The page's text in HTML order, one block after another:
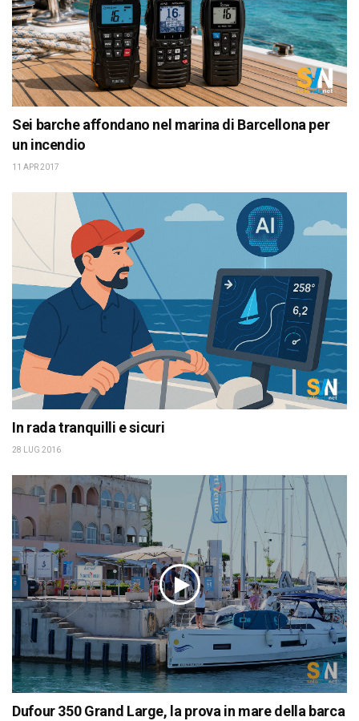
Sei barche affondano nel marina di Barcellona per
un incendio
11 APR 2017
In rada tranquilli e sicuri
28 LUG 2016
Dufour 350 Grand Large, la prova in mare della barca